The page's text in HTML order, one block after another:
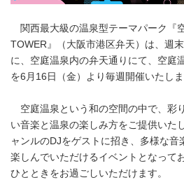
関西最大級の温泉型テーマパーク『
TOWER』（大阪市港区弁天）は、週
に、空庭温泉内の弁天通りにて、空庭
を6月16日（金）より毎週開催いたしま
空庭温泉という和の空間の中で、彩
い音楽と温泉の楽しみ方をご提供いた
ャンルのDJをゲストに招き、多様な音
楽しんでいただけるイベントとなって
ひとときをお過ごしいただけます。